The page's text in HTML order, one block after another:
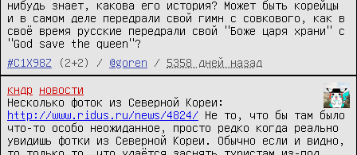
нибудь знает, какова его история? Может быть корейцы
и в самом деле передрали свой гимн с совкового, как в
своё время русские передрали свой "Боже царя храни" с
"God save the queen"?
#C1X98Z
(2+2) / @goren / 5358 дней назад
кндр
новости
http://www.ridus.ru/news/4824/ Не то, что бы там было
что-то особо неожиданное, просто редко когда реально
увидишь фотки из Северной Кореи. Обычно если и видно,